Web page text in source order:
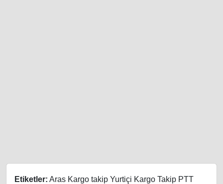
Etiketler: Aras Kargo takip Yurtiçi Kargo Takip PTT